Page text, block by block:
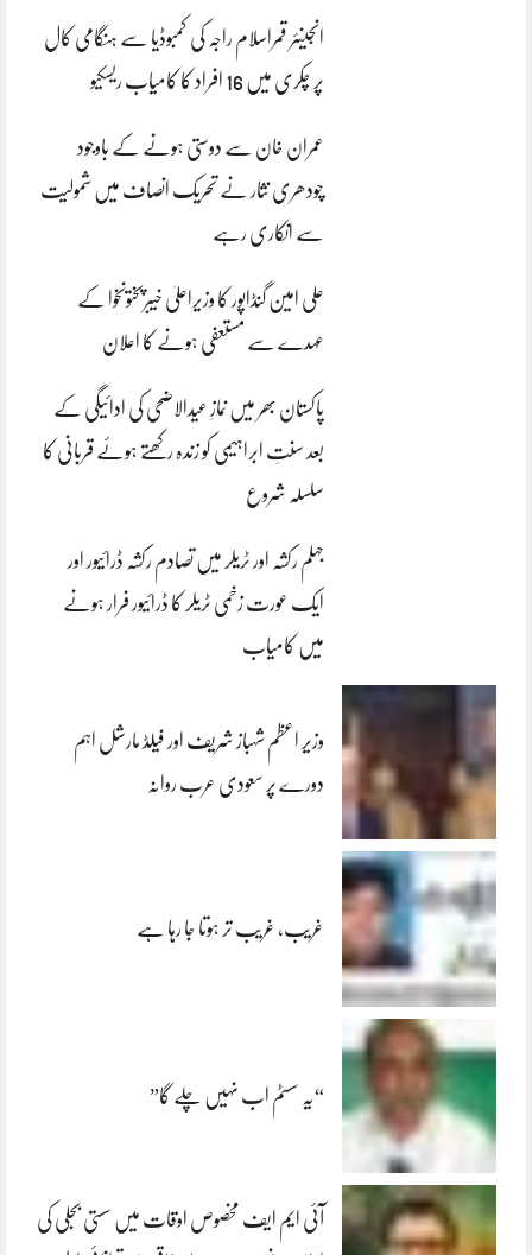
انجینئر قمراسلام راجہ کی کمبوڈیا سے ہنگامی کال
پر چکری میں 16 افراد کا کامیاب ریسکیو
عمران خان سے دوستی ہونے کے باوجود
چودھری نثار نے تحریک انصاف میں شمولیت
سے انکاری رہے
علی امین گنڈاپور کا وزیراعلیٰ خیبرپختونخوا کے
عہدے سے مستعفی ہونے کا اعلان
پاکستان بھر میں نمازِ عیدالاضحی کی ادائیگی کے
بعد سنتِ ابراہیمی کو زندہ رکھتے ہوئے قربانی کا
سلسلہ شروع
جہلم رکشہ اور ٹریلر میں تصادم رکشہ ڈرائیور اور
ایک عورت زخمی ٹریلر کا ڈرائیور فرار ہونے
میں کامیاب
وزیر اعظم شہباز شریف اور فیلڈ مارشل اہم
دورے پر سعودی عرب روانہ
غریب، غریب تر ہوتا جا رہا ہے
“یہ سسٹم اب نہیں چلے گا”
آئی ایم ایف مخصوص اوقات میں سستی بجلی کی